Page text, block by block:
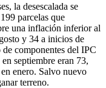
la desescalada se
parcelas que
una inflación inferior al
y 34 a inicios de
componentes del IPC
septiembre eran 73,
enero. Salvo nuevo
terreno.